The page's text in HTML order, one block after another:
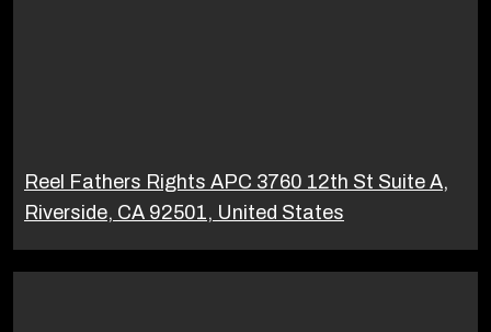
Reel Fathers Rights APC 3760 12th St Suite A,
Riverside, CA 92501, United States